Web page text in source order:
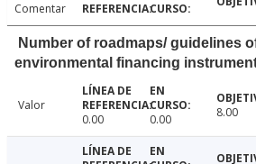
Comentar
Number of roadmaps/ guidelines
environmental financing
Valor
0.00
0.00 8.00